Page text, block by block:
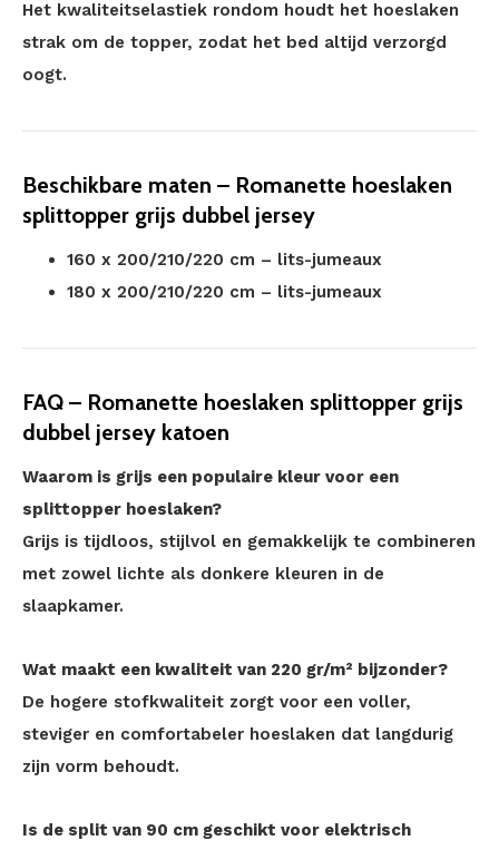
Het kwaliteitselastiek rondom houdt het hoeslaken
strak om de topper, zodat het bed altijd verzorgd
oogt.
Beschikbare maten – Romanette hoeslaken
splittopper grijs dubbel jersey
160 x 200/210/220 cm – lits-jumeaux
180 x 200/210/220 cm – lits-jumeaux
FAQ – Romanette hoeslaken splittopper grijs
dubbel jersey katoen
Waarom is grijs een populaire kleur voor een
splittopper hoeslaken?
Grijs is tijdloos, stijlvol en gemakkelijk te combineren
met zowel lichte als donkere kleuren in de
slaapkamer.
Wat maakt een kwaliteit van 220 gr/m² bijzonder?
De hogere stofkwaliteit zorgt voor een voller,
steviger en comfortabeler hoeslaken dat langdurig
zijn vorm behoudt.
Is de split van 90 cm geschikt voor elektrisch